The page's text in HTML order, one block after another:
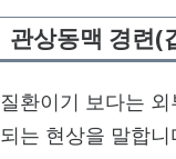
관상동맥 경련(
질환이기 보다는
되는 현상을 말합니